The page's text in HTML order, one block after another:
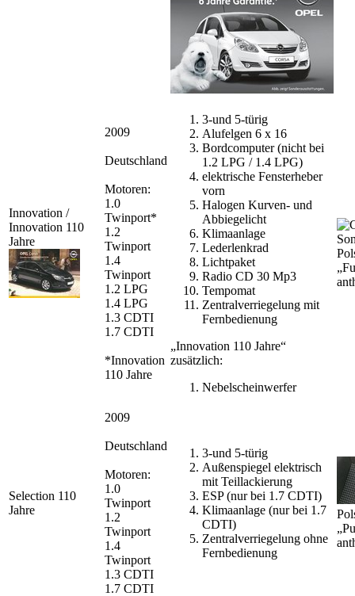
Innovation /
Innovation 110
Jahre
2009
Deutschland
Motoren:
1.0
Twinport*
1.2
Twinport
1.4
Twinport
1.2 LPG
1.4 LPG
1.3 CDTI
1.7 CDTI
*Innovation
110 Jahre
3-und 5-türig
Alufelgen 6 x 16
Bordcomputer (nicht bei
1.2 LPG / 1.4 LPG)
elektrische Fensterheber
vorn
Halogen Kurven- und
Abbiegelicht
Klimaanlage
Lederlenkrad
Lichtpaket
Radio CD 30 Mp3
Tempomat
Zentralverriegelung mit
Fernbedienung
„Innovation 110 Jahre“
zusätzlich:
Nebelscheinwerfer
Selection 110
Jahre
2009
Deutschland
Motoren:
1.0
Twinport
1.2
Twinport
1.4
Twinport
1.3 CDTI
1.7 CDTI
3-und 5-türig
Außenspiegel elektrisch
mit Teillackierung
ESP (nur bei 1.7 CDTI)
Klimaanlage (nur bei 1.7
CDTI)
Zentralverriegelung ohne
Fernbedienung